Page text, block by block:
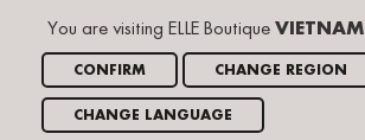
You are visiting ELLE Boutique VIETNAM
CONFIRM CHANGE REGION
CHANGE LANGUAGE